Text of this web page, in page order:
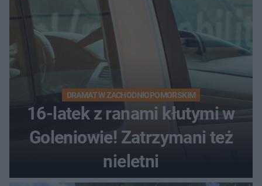
DRAMAT W ZACHODNIOPOMORSKIM
16-latek z ranami kłutymi w
Goleniowie! Zatrzymani też
nieletni